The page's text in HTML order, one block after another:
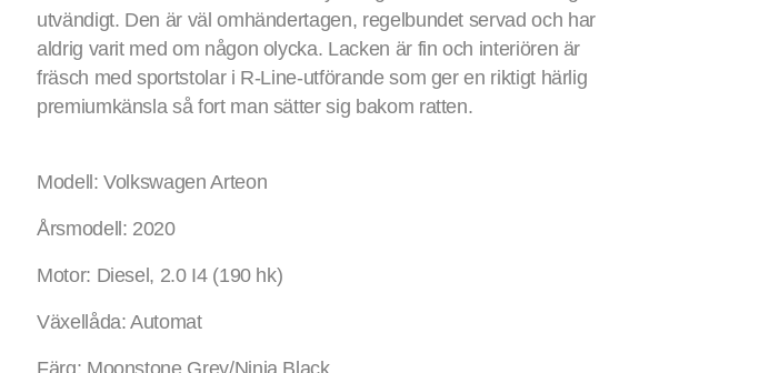
utvändigt. Den är väl omhändertagen, regelbundet servad och har
aldrig varit med om någon olycka. Lacken är fin och interiören är
fräsch med sportstolar i R-Line-utförande som ger en riktigt härlig
premiumkänsla så fort man sätter sig bakom ratten.
Modell: Volkswagen Arteon
Årsmodell: 2020
Motor: Diesel, 2.0 I4 (190 hk)
Växellåda: Automat
Färg: Moonstone Grey/Ninja Black